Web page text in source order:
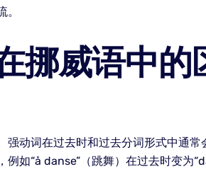
挪威语中的
动词在过去时和过去分词形式中通常
如“å danse”（跳舞）在过去时变为